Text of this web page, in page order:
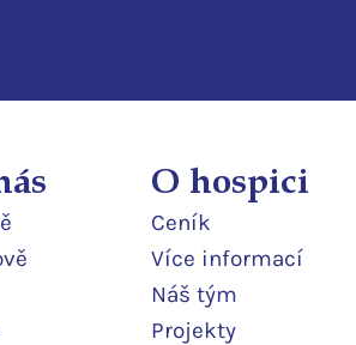
O hospici
Ceník
Více informací
Náš tým
Projekty